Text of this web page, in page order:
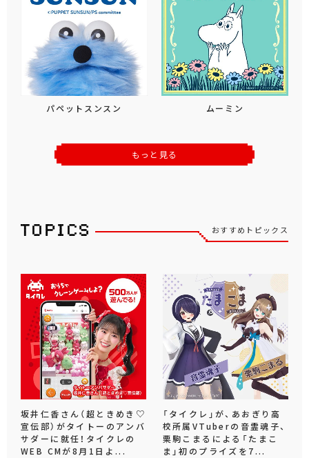
パペットスンスン ムーミン
もっと見る
おすすめトピックス
坂井仁香さん（超ときめき♡
宣伝部）がタイトーのアンバ
サダーに就任！タイクレの
WEB CMが8月1日よ...
「タイクレ」が、あおぎり高
校所属VTuberの音霊魂子、
栗駒こまるによる「たまこ
ま」初のプライズを7...